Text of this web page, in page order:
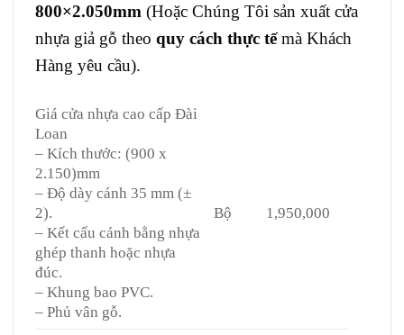
800×2.050mm (Hoặc Chúng Tôi sản xuất cửa
nhựa giả gỗ theo quy cách thực tếmà Khách
Hàng yêu cầu).
Giá cửa nhựa cao cấp Đài
Loan
– Kích thước: (900 x
2.150)mm
– Độ dày cánh 35 mm (±
2).
– Kết cấu cánh bằng nhựa
ghép thanh hoặc nhựa
đúc.
– Khung bao PVC.
– Phủ vân gỗ.
Bộ 1,950,000